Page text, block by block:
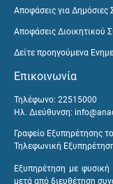
Αποφάσεις για Δημόσιες
Αποφάσεις Διοικητικού
Δείτε προηγούμενα
Επικοινωνία
Τηλέφωνο: 22515000
Ηλ. Διεύθυνση:
Γραφείο Εξυπηρέτησης
Τηλεφωνική
Εξυπηρέτηση με φυσική
μετά από διευθέτηση